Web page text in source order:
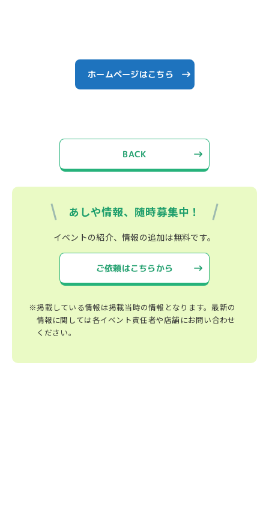
ホームページはこちら
BACK
あしや情報、随時募集中！
イベントの紹介、情報の追加は無料です。
ご依頼はこちらから
※掲載している情報は掲載当時の情報となります。最新の
情報に関しては各イベント責任者や店舗にお問い合わせ
ください。